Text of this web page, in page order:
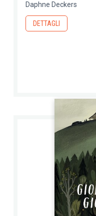
Daphne Deckers
DETTAGLI